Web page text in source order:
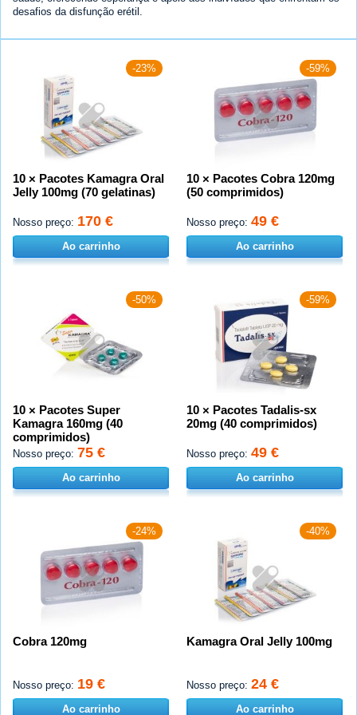
desafios da disfunção erétil.
-23%
10 × Pacotes Kamagra Oral
Jelly 100mg (70 gelatinas)
Nosso preço: 170 €
Ao carrinho
-59%
10 × Pacotes Cobra 120mg
(50 comprimidos)
Nosso preço: 49 €
Ao carrinho
-50%
10 × Pacotes Super
Kamagra 160mg (40
comprimidos)
Nosso preço: 75 €
Ao carrinho
-59%
10 × Pacotes Tadalis-sx
20mg (40 comprimidos)
Nosso preço: 49 €
Ao carrinho
-24%
Cobra 120mg
Nosso preço: 19 €
Ao carrinho
-40%
Kamagra Oral Jelly 100mg
Nosso preço: 24 €
Ao carrinho